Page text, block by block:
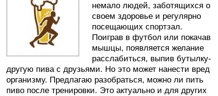
немало людей, заботящихся о
своем здоровье и регулярно
посещающих спортзал.
Поиграв в футбол или покачав
мышцы, появляется желание
расслабиться, выпив бутылку-
другую пива с друзьями. Но это может нанести вред
организму. Предлагаю разобраться, можно ли пить
пиво после тренировки. Это актуально и для других